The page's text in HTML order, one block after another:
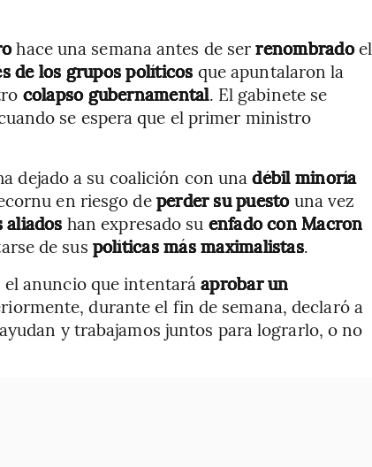
hace una semana antes de serrenombradoel
de los grupos políticos que apuntalaron la
colapso gubernamental. El gabinete se
se espera que el primer ministro
dejado a su coalición con unadébil minoría
en riesgo deperder su puestouna vez
aliados han expresado su enfado con Macron
de sus políticas más maximalistas.
el anuncio que intentaráaprobar un
durante el fin de semana, declaró a
y trabajamos juntos para lograrlo, o no